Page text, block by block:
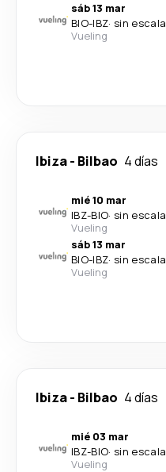
sáb 13 mar
BIO-IBZ· sin escala
Vueling
Ibiza- Bilbao 4 días
mié 10 mar
IBZ-BIO· sin escala
Vueling
sáb 13 mar
BIO-IBZ· sin escala
Vueling
Ibiza- Bilbao 4 días
mié 03 mar
IBZ-BIO· sin escala
Vueling